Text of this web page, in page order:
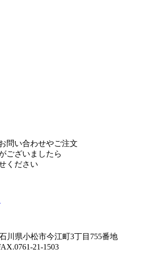
問い合わせやご注文
ございましたら
ください
石川県小松市今江町3丁目755番地
21-1503